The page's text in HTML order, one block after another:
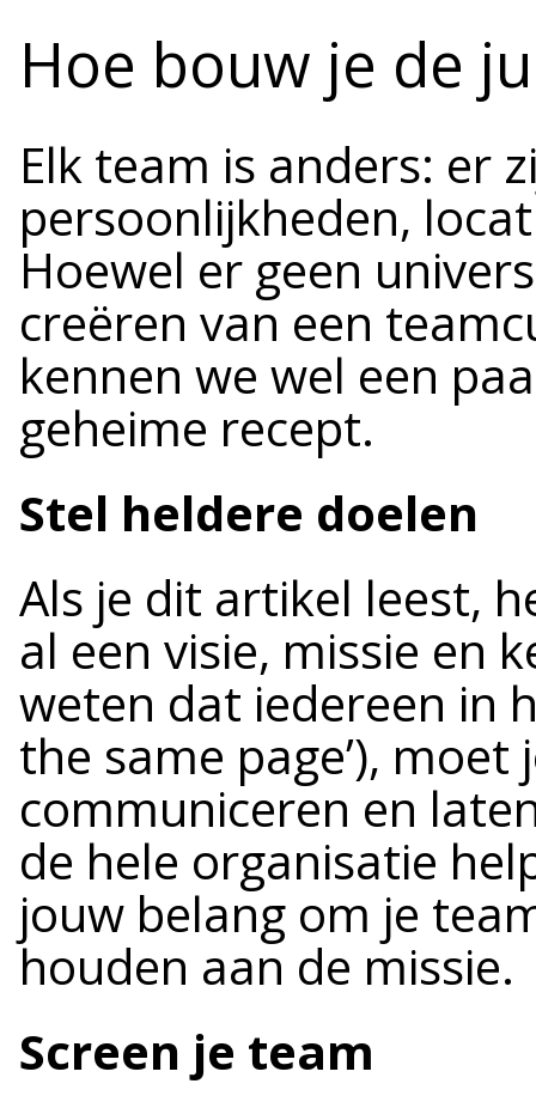
Hoe bouw je de
Elk team is anders: er
persoonlijkheden,
Hoewel er geen
creëren van een
kennen we wel een
geheime recept.
Stel heldere doelen
Als je dit artikel leest,
al een visie, missie en
weten dat iedereen in
the same page’), moet
communiceren en
de hele organisatie
jouw belang om je
houden aan de missie.
Screen je team